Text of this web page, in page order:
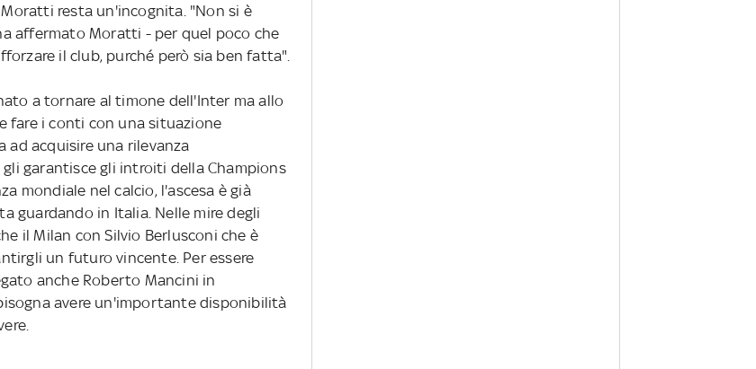
resta un'incognita. "Non si è
affermato Moratti - per quel poco che
il club, purché però sia ben fatta".
a tornare al timone dell'Inter ma allo
fare i conti con una situazione
acquisire una rilevanza
garantisce gli introiti della Champions
mondiale nel calcio, l'ascesa è già
guardando in Italia. Nelle mire degli
il Milan con Silvio Berlusconi che è
un futuro vincente. Per essere
anche Roberto Mancini in
avere un'importante disponibilità